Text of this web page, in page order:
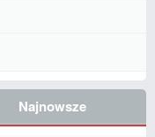
Najnowsze